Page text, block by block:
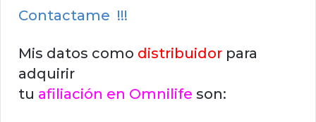
Contactame !!!
Mis datos como distribuidor para
adquirir
tu afiliación en Omnilife son: